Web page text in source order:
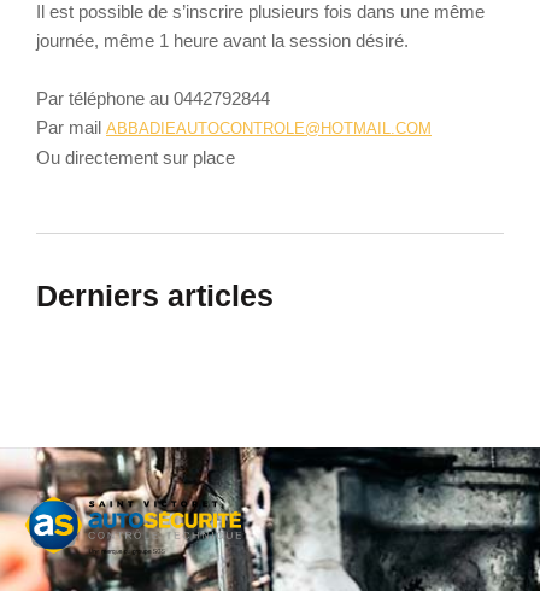
Il est possible de s’inscrire plusieurs fois dans une même
journée, même 1 heure avant la session désiré.
Par téléphone au 0442792844
Par mail ABBADIEAUTOCONTROLE@HOTMAIL.COM
Ou directement sur place
Derniers articles